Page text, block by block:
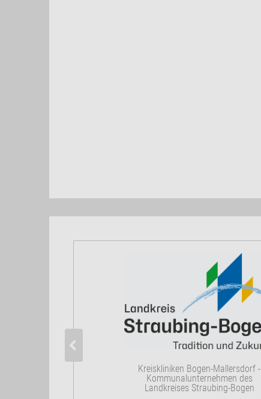
Kreiskliniken Bogen-Mallersdorf -
Kommunalunternehmen des
Landkreises Straubing-Bogen